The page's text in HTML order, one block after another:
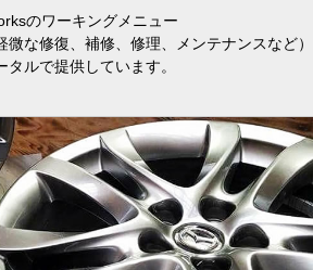
のワーキングメニュー
な修復、補修、修理、メンテナンスなど）
タルで提供しています。